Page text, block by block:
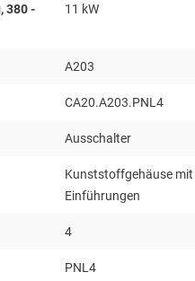
380 -
11 kW
A203
CA20.A203.PNL4
Ausschalter
Kunststoffgehäuse
Einführungen
4
PNL4